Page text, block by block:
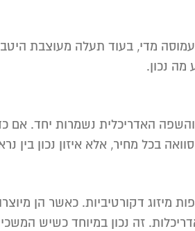
מדי, בעוד תעלה מעוצבת
מה נכון.
האדריכלית נשמרות יחד. אם
בכל מחיר, אלא איזון נכון בין
מיזוג דקורטיביות. כאשר הן
זה נכון במיוחד כשיש